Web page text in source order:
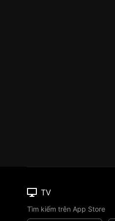
TV
Tìm kiếm trên App Store